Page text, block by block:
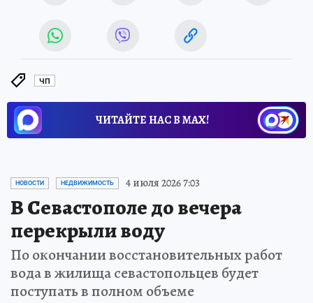
ЧП
ЧИТАЙТЕ НАС В МАХ!
НОВОСТИ НЕДВИЖИМОСТЬ 4 июля 2026 7:03
В Севастополе до вечера
перекрыли воду
По окончании восстановительных работ
вода в жилища севастопольцев будет
поступать в полном объеме